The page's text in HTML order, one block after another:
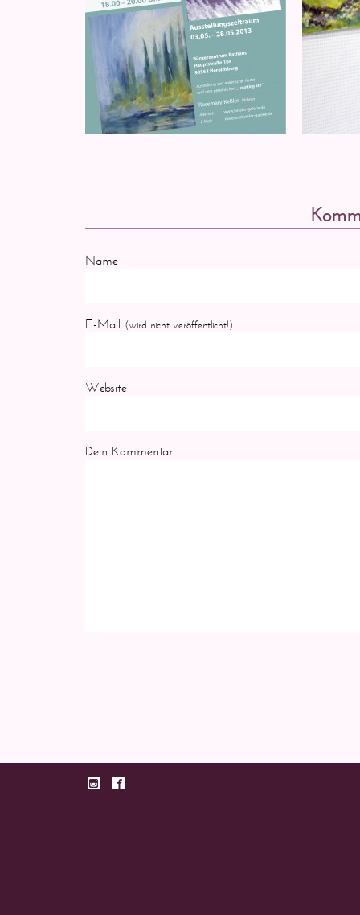
Name
E-Mail (wird nicht veröffentlicht!)
Website
Dein Kommentar